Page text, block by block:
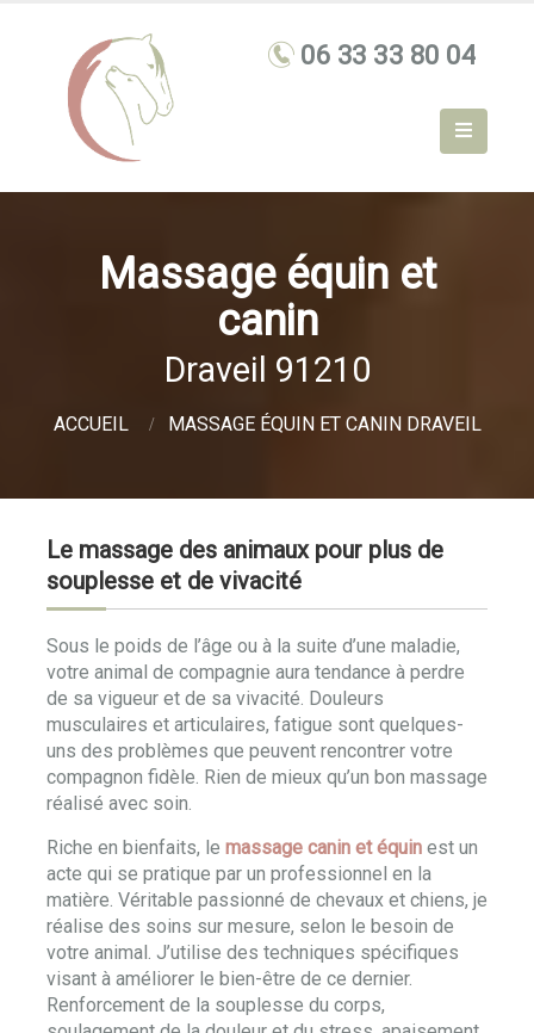
Massage équin et
canin
Draveil 91210
ACCUEIL MASSAGE ÉQUIN ET CANIN DRAVEIL
Le massage des animaux pour plus de
souplesse et de vivacité
Sous le poids de l’âge ou à la suite d’une maladie,
votre animal de compagnie aura tendance à perdre
de sa vigueur et de sa vivacité. Douleurs
musculaires et articulaires, fatigue sont quelques-
uns des problèmes que peuvent rencontrer votre
compagnon fidèle. Rien de mieux qu’un bon massage
réalisé avec soin.
Riche en bienfaits, le massage canin et équin est un
acte qui se pratique par un professionnel en la
matière. Véritable passionné de chevaux et chiens, je
réalise des soins sur mesure, selon le besoin de
votre animal. J’utilise des techniques spécifiques
visant à améliorer le bien-être de ce dernier.
Renforcement de la souplesse du corps,